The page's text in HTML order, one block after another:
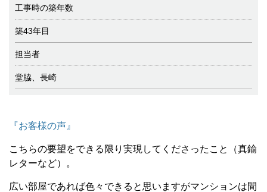
工事時の築年数
築43年目
担当者
堂脇、長崎
『お客様の声』
こちらの要望をできる限り実現してくださったこと（真鍮
レターなど）。
広い部屋であれば色々できると思いますがマンションは間